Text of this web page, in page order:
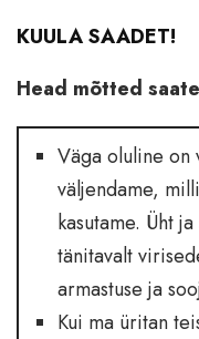
KUULA SAADET!
Head mõtted
Väga oluline on
väljendame,
kasutame. Üht
tänitavalt
armastuse ja
Kui ma üritan